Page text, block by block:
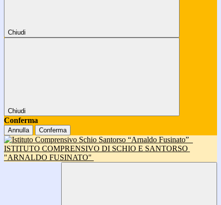
Chiudi
Chiudi
Conferma
Annulla Conferma
ISTITUTO COMPRENSIVO DI SCHIO E SANTORSO
"ARNALDO FUSINATO"